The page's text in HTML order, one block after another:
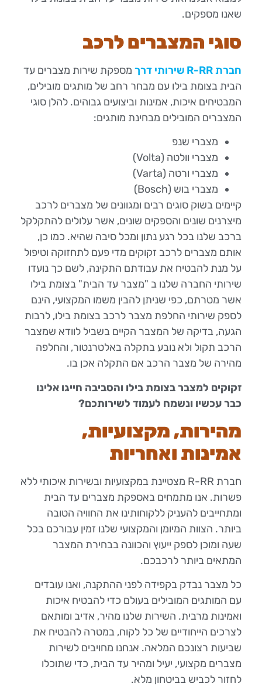
שאנו מספקים.
סוגי המצברים לרכב
חברת R-RR שירותי דרך
מספקת שירות מצברים עד
הבית בצומת בילו עם מבחר רחב של מותגים מובילים,
המבטיחים איכות, אמינות וביצועים גבוהים. להלן סוגי
המצברים המובילים מבחינת מותגים:
מצברי שנפ
מצברי וולטה (Volta)
מצברי ורטה (Varta)
מצברי בוש (Bosch)
קיימים בשוק סוגים רבים ומגוונים של מצברים לרכב
מיצרנים שונים והספקים שונים, אשר עלולים להתקלקל
ברכב שלנו בכל רגע נתון ומכל סיבה שהיא. כמו כן,
אותם מצברים לרכב זקוקים מדי פעם לתחזוקה וטיפול
על מנת להבטיח את עבודתם התקינה, לשם כך נועדו
שירותי החברה שלנו ב "מצבר עד הבית" בצומת בילו
אשר מטרתם, כפי שניתן להבין משמו המקצועי, הינם
לספק שירותי החלפת מצבר לרכב בצומת בילו, לרבות
הגעה, בדיקה של המצבר הקיים בשביל לוודא שמצבר
הרכב תקול ולא נובע בתקלה באלטרנטור, והחלפה
מהירה של מצבר הרכב אם התקלה אכן בו.
זקוקים למצבר בצומת בילו והסביבה חייגו אלינו
כבר עכשיו ונשמח לעמוד לשירותכם?
מהירות, מקצועיות,
אמינות ואחריות
חברת R-RR מצטיינת במקצועיות ובשירות איכותי ללא
פשרות. אנו מתמחים באספקת מצברים עד הבית
ומתחייבים להעניק ללקוחותינו את החוויה הטובה
ביותר. הצוות המיומן והמקצועי שלנו זמין עבורכם בכל
שעה ומוכן לספק ייעוץ והכוונה בבחירת המצבר
המתאים ביותר לרכבכם.
כל מצבר נבדק בקפידה לפני ההתקנה, ואנו עובדים
עם המותגים המובילים בעולם כדי להבטיח איכות
ואמינות מרבית. השירות שלנו מהיר, אדיב ומותאם
לצרכים הייחודיים של כל לקוח, במטרה להבטיח את
שביעות רצונכם המלאה. אנחנו מחויבים לשירות
מצברים מקצועי, יעיל ומהיר עד הבית, כדי שתוכלו
לחזור לכביש בביטחון מלא.